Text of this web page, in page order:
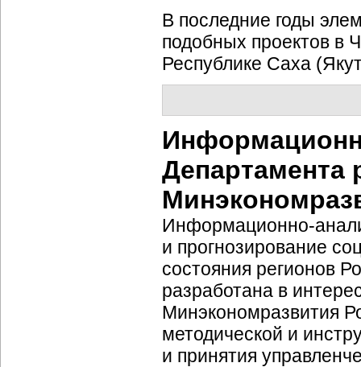
В последние годы
подобных проектов в
Республике Саха
Департамента
Информационно-
и прогнозирование
состояния регионов
разработана в
Минэкономразвития
методической и
и принятия